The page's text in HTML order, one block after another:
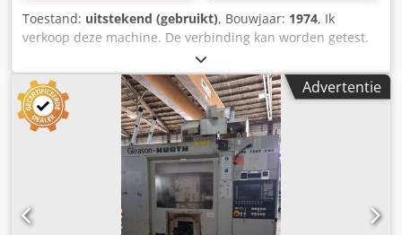
Toestand: uitstekend (gebruikt), Bouwjaar: 1974, Ik
verkoop deze machine. De verbinding kan worden getest.
Maximale module 25 mm Maximale tandwieldiameter 500
mm Maximaal. bewerkingslengte 3.000 mm Maximale
tafelbelasting 4000 kg Maximale freesdiameter 250 mm
Maximale freeslengte 300 mm Totaal stroomverbruik 25
kW Machinehoogte 2100 mm Machinelengte 7600 mm
Machinebreedte 2800 mm Machinegewicht 27,1 t Het is
mogelijk om een video van de machine via WhatsApp te
versturen. Credpfxjv Nqq Ts Afpof
Advertentie